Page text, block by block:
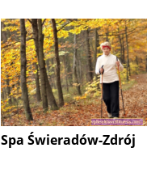
Spa Świeradów-Zdrój